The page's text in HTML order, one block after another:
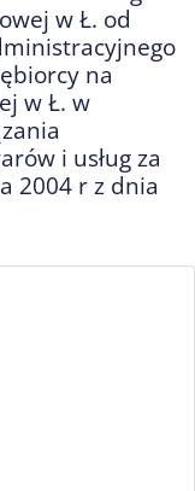
w Ł. od
na
w Ł. w
i usług za
2004 r z dnia